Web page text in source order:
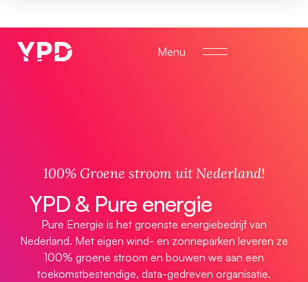
Menu
100% Groene stroom uit Nederland!
YPD & Pure energie
Pure Energie is het groenste energiebedrijf van
Nederland. Met eigen wind- en zonneparken leveren ze
100% groene stroom en bouwen we aan een
toekomstbestendige, data-gedreven organisatie.